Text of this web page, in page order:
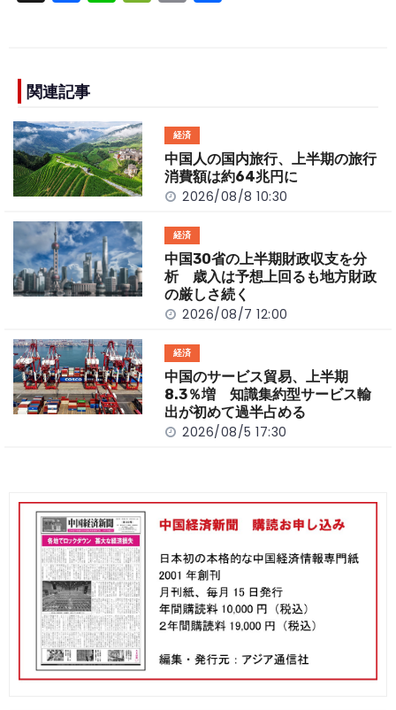
a
e
b
o
o
k
n e o
n
k
関連記事
経済
中国人の国内旅行、上半期の旅行
消費額は約64兆円に
2026/08/8 10:30
経済
中国30省の上半期財政収支を分
析 歳入は予想上回るも地方財政
の厳しさ続く
2026/08/7 12:00
経済
中国のサービス貿易、上半期
8.3％増 知識集約型サービス輸
出が初めて過半占める
2026/08/5 17:30